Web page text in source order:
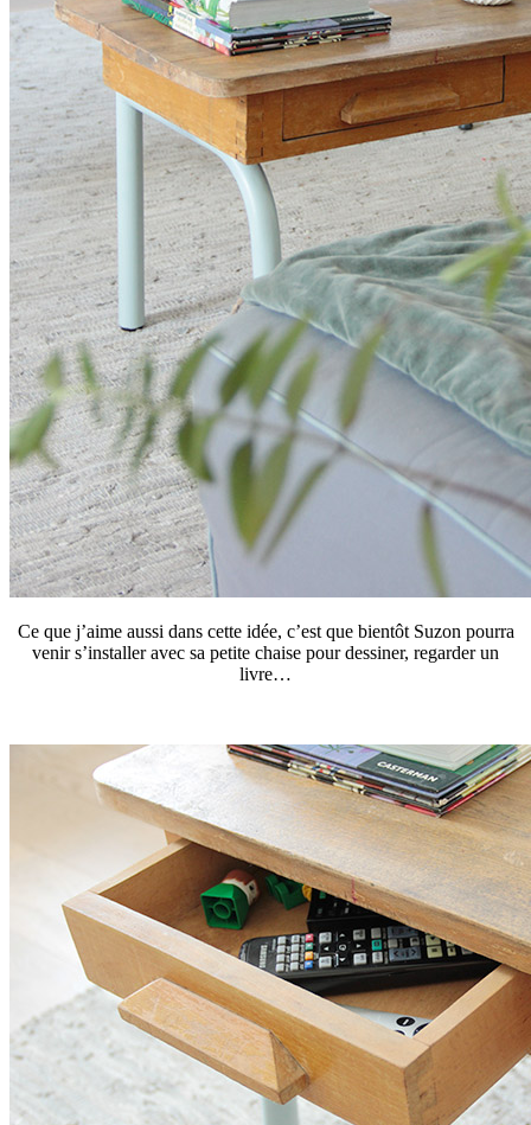
Ce que j’aime aussi dans cette idée, c’est que bientôt Suzon pourra
venir s’installer avec sa petite chaise pour dessiner, regarder un
livre…